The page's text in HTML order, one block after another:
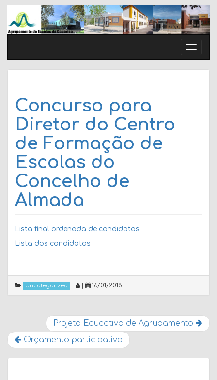
Skip
content
Toggle
Concurso para
Diretor do Centro
de Formação de
Escolas do
Concelho de
Almada
Lista final ordenada de candidatos
Lista dos candidatos
Uncategorized 16/01/2018
Projeto Educativo de Agrupamento
Orçamento participativo